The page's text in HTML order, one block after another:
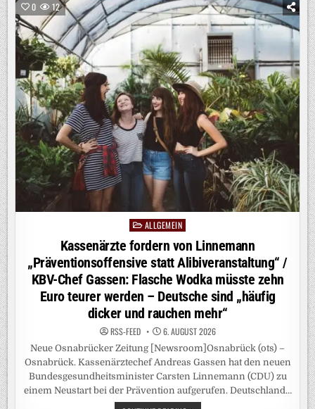
JEDEN!“
MIT
TIMON
KRAUSE
ÜBERZEUGT
AUF
PROSIEBEN
0 12
Posted
in
ALLGEMEIN
Kassenärzte fordern von Linnemann
„Präventionsoffensive statt Alibiveranstaltung“ /
KBV-Chef Gassen: Flasche Wodka müsste zehn
Euro teurer werden – Deutsche sind „häufig
dicker und rauchen mehr“
RSS-FEED 6. AUGUST 2026
Neue Osnabrücker Zeitung [Newsroom]Osnabrück (ots) –
Osnabrück. Kassenärztechef Andreas Gassen hat den neuen
Bundesgesundheitsminister Carsten Linnemann (CDU) zu
einem Neustart bei der Prävention aufgerufen. Deutschland…